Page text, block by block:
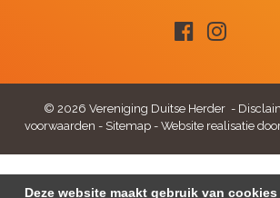
© 2026 Vereniging Duitse Herder -
voorwaarden - Sitemap- Website realisatie
Deze website maakt gebruik van